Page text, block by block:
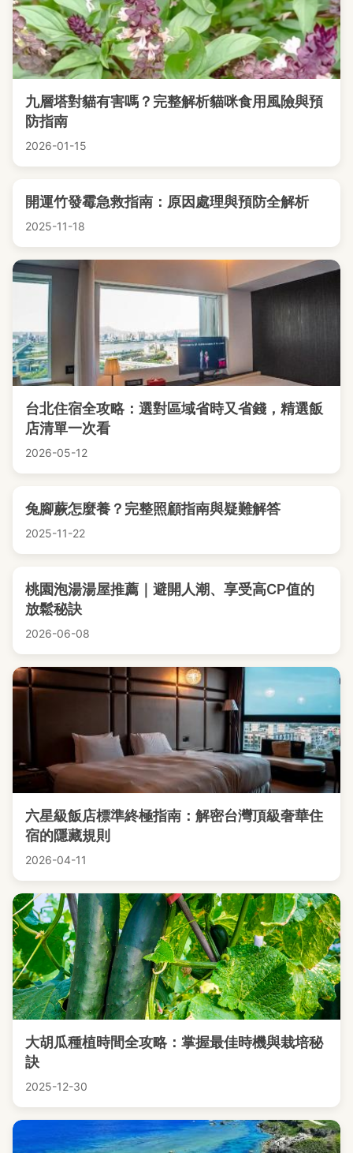
九層塔對貓有害嗎？完整解析貓咪食用風險與預
防指南
2026-01-15
開運竹發霉急救指南：原因處理與預防全解析
2025-11-18
台北住宿全攻略：選對區域省時又省錢，精選飯
店清單一次看
2026-05-12
兔腳蕨怎麼養？完整照顧指南與疑難解答
2025-11-22
桃園泡湯湯屋推薦｜避開人潮、享受高CP值的
放鬆秘訣
2026-06-08
六星級飯店標準終極指南：解密台灣頂級奢華住
宿的隱藏規則
2026-04-11
大胡瓜種植時間全攻略：掌握最佳時機與栽培秘
訣
2025-12-30